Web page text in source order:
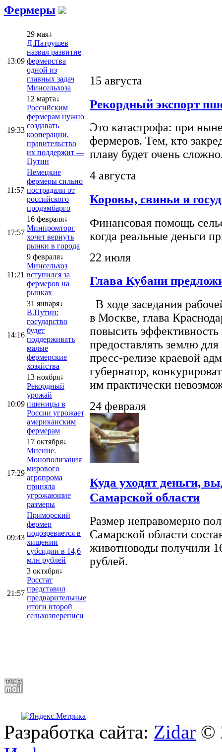
Фермеры
13:09
29 мая↓
Д.Патрушев
назвал развитие
фермерства
одной из
главных задач
Минсельхоза
19:33
12 марта↓
Российским
фермерам нужно
создавать
кооперации,
правительство
их поддержит —
Путин
11:57
Немецкие
фермеры сильно
пострадали от
российского
продэмбарго
17:57
16 февраля↓
Минпромторг
хочет вернуть
рынки в города
11:21
9 февраля↓
Минсельхоз
вступился за
фермеров на
рынках
14:16
31 января↓
В.Путин:
государство
будет
поддерживать
малые
фермерские
хозяйства
10:09
13 ноября↓
Рекордный
урожай
пшеницы в
России угрожает
американским
фермерам
17:29
17 октября↓
Мнение.
Монополизация
мирового
агропрома
приняла
угрожающие
размеры
09:43
Приморский
фермер
подозревается в
хищении
субсидии в 14,6
млн рублей
21:57
3 октября↓
Росстат
представил
предварительные
итоги второй
сельхозпереписи
15 августа
Рекордный экспорт
Это катастрофа: при
фермеров. Тем, кто
плаву будет очень
4 августа
Коровы, свиньи и
Финансовая помощь
когда реальные деньги
22 июля
Глава Кубани
В ходе заседания
в Москве, глава
повысить эффективность
предоставлять землю
пресс-релизе краевой
губернатор,
им практически
24 февраля
Куда уходят деньги,
Самарской области
Размер неправомерно
Самарской области
животноводы получили
рублей.
Разработка сайта: Zidar ©